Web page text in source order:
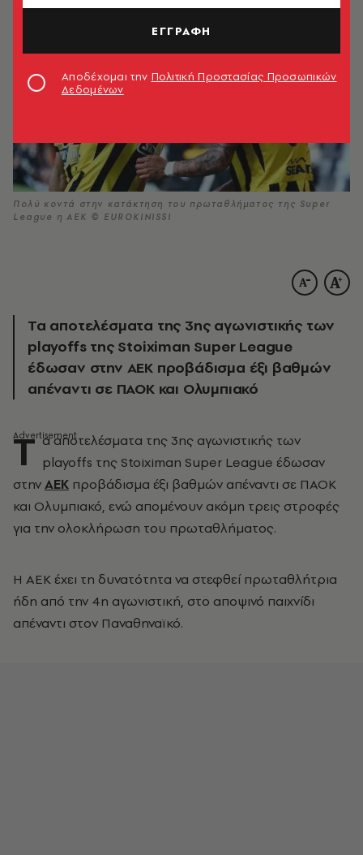
Πολύ κοντά στην κατάκτηση του πρωταθλήματος της Super
League η ΑΕΚ © EUROKINISSI
Τα αποτελέσματα της 3ης αγωνιστικής των
playoffs της Stoiximan Super League
έδωσαν στην ΑΕΚ προβάδισμα έξι βαθμών
απέναντι σε ΠΑΟΚ και Ολυμπιακό
Τ α αποτελέσματα της 3ης αγωνιστικής των
playoffs της Stoiximan Super League έδωσαν
στηνΑΕΚ προβάδισμα έξι βαθμών απέναντι σε ΠΑΟΚ
και Ολυμπιακό, ενώ απομένουν ακόμη τρεις στροφές
για την ολοκλήρωση του πρωταθλήματος.
Η ΑΕΚ έχει τη δυνατότητα να στεφθεί πρωταθλήτρια
ήδη από την 4η αγωνιστική, στο αποψινό παιχνίδι
απέναντι στον Παναθηναϊκό.
ΕΓΓΡΑΦΗ
Αποδέχομαι την Πολιτική Προστασίας Προσωπικών
Δεδομένων